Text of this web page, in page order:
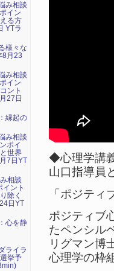
◆心理学講
山口指導員
「ポジテ
ポジティブ
たペンシル
リグマン博
心理学の枠
み相談
イン
る方
YTラ
様々な
8月23
み相談
イン
ント
27日
縁起の
み相談
ポイ
世界
7日YT
相談
イント
除く
日YT
心を静
ライラ
挙予